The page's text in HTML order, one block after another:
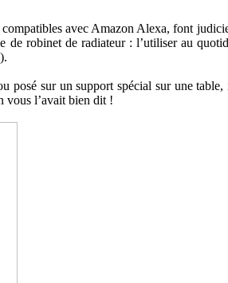
avec Amazon Alexa, font
de robinet de radiateur : l’utiliser au
posé sur un support spécial sur une
vous l’avait bien dit !